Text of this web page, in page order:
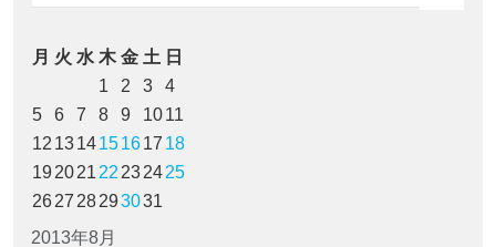
2013年8月
月 火 水 木 金 土 日
1
2 3
4
5
6 7 8 9 1011
12 1314151617 18
192021 22 232425
2627 28293031